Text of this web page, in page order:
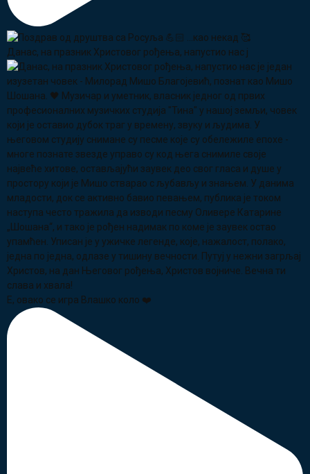
Данас, на празник Христовог рођења, напустио нас ј
Е, овако се игра Влашко коло ❤️